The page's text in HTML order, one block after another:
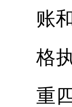
账
格
重